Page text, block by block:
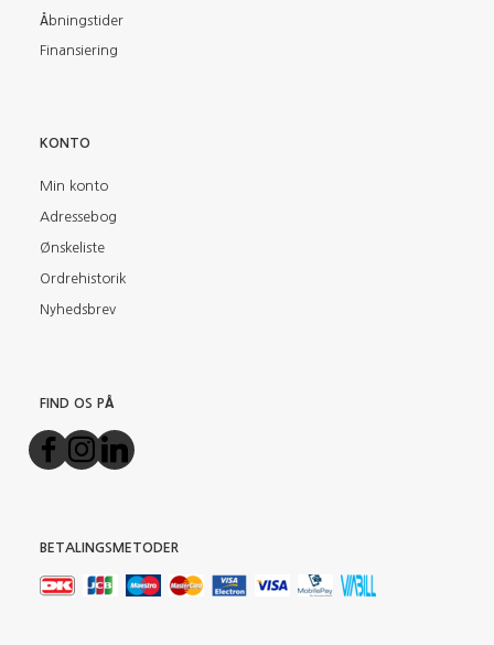
Åbningstider
Finansiering
KONTO
Min konto
Adressebog
Ønskeliste
Ordrehistorik
Nyhedsbrev
FIND OS PÅ
BETALINGSMETODER